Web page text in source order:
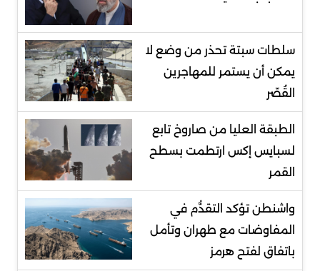
سلطات سبتة تحذر من وضع لا
يمكن أن يستمر للمهاجرين
القُصّر
الطبقة العليا من صاروخ تابع
لسبايس إكس ارتطمت بسطح
القمر
واشنطن تؤكد التقدُّم في
المفاوضات مع طهران وتأمل
باتفاق لفتح هرمز